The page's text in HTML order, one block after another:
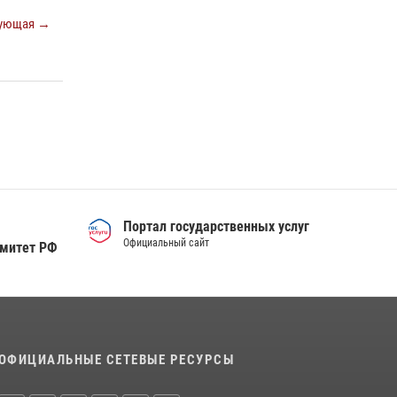
→
РФ
Портал государственных услуг
Официальный сайт
СЕТЕВЫЕ РЕСУРСЫ